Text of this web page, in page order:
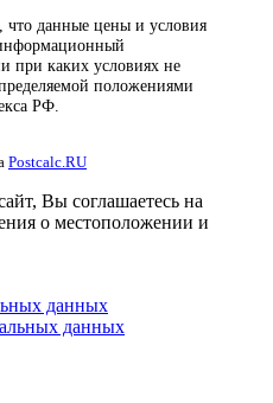
данные цены и условия
при каких условиях не
положениями
РФ.
Postcalc.RU
Вы соглашаетесь на
о местоположении и
данных
данных